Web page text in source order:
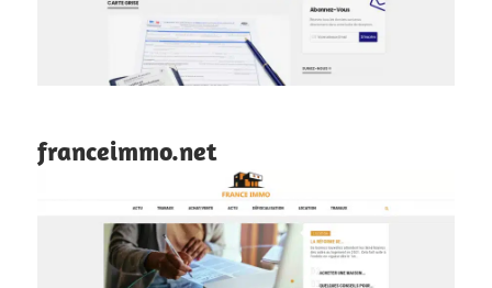
franceimmo.net